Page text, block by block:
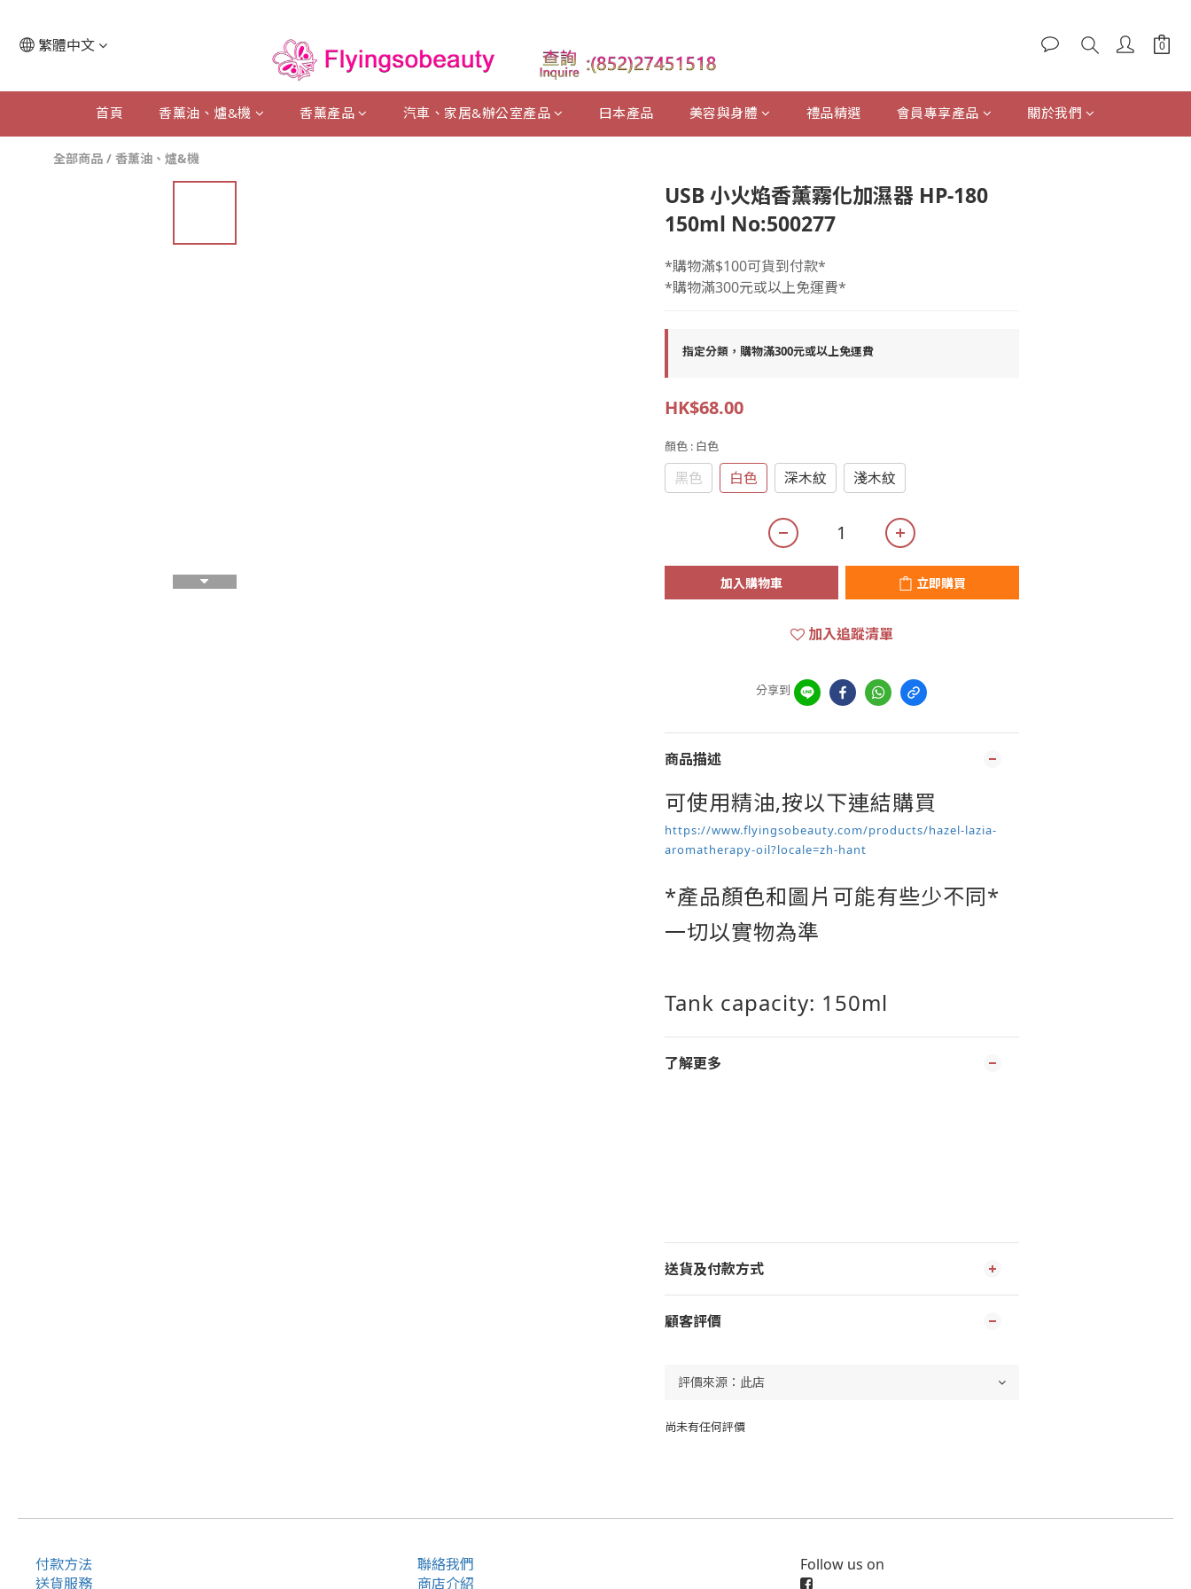
繁體中文
首頁 香薰油、爐&機 香薰產品 汽車、家居&辦公室產品 曰本產品 美容與身體 禮品精選 會員專享產品 關於我們
全部商品 / 香薰油、爐&機
USB 小火焰香薰霧化加濕器 HP-180
150ml No:500277
*購物滿$100可貨到付款*
*購物滿300元或以上免運費*
指定分類，購物滿300元或以上免運費
HK$68.00
顏色 : 白色
黑色 白色 深木紋 淺木紋
加入購物車 立即購買
加入追蹤清單
分享到
商品描述
可使用精油,按以下連結購買
https://www.flyingsobeauty.com/products/hazel-lazia-
aromatherapy-oil?locale=zh-hant
*產品顏色和圖片可能有些少不同*
一切以實物為準
Tank capacity: 150ml
了解更多
送貨及付款方式
顧客評價
尚未有任何評價
付款方法
送貨服務
聯絡我們
商店介紹
Follow us on